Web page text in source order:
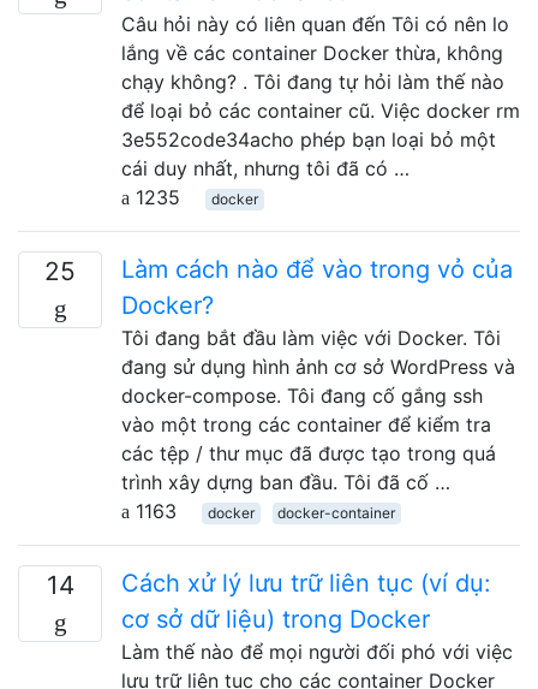
Câu hỏi này có liên quan đến Tôi có nên lo
lắng về các container Docker thừa, không
chạy không? . Tôi đang tự hỏi làm thế nào
để loại bỏ các container cũ. Việc docker rm
3e552code34acho phép bạn loại bỏ một
cái duy nhất, nhưng tôi đã có …
1235
docker
25
Làm cách nào để vào trong vỏ của
Docker?
Tôi đang bắt đầu làm việc với Docker. Tôi
đang sử dụng hình ảnh cơ sở WordPress và
docker-compose. Tôi đang cố gắng ssh
vào một trong các container để kiểm tra
các tệp / thư mục đã được tạo trong quá
trình xây dựng ban đầu. Tôi đã cố …
1163
docker docker-container
14
Cách xử lý lưu trữ liên tục (ví dụ:
cơ sở dữ liệu) trong Docker
Làm thế nào để mọi người đối phó với việc
lưu trữ liên tục cho các container Docker